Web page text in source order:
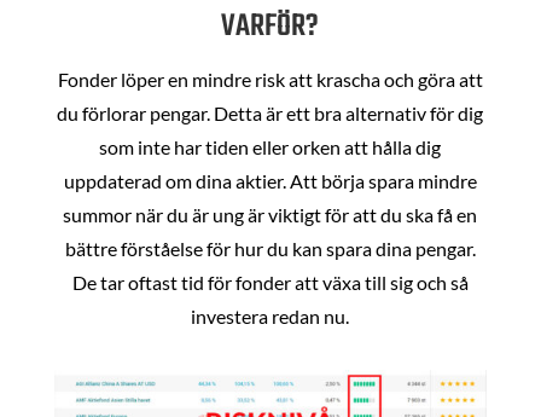
VARFÖR?
Fonder löper en mindre risk att krascha och göra att
du förlorar pengar. Detta är ett bra alternativ för dig
som inte har tiden eller orken att hålla dig
uppdaterad om dina aktier. Att börja spara mindre
summor när du är ung är viktigt för att du ska få en
bättre förståelse för hur du kan spara dina pengar.
De tar oftast tid för fonder att växa till sig och så
investera redan nu.